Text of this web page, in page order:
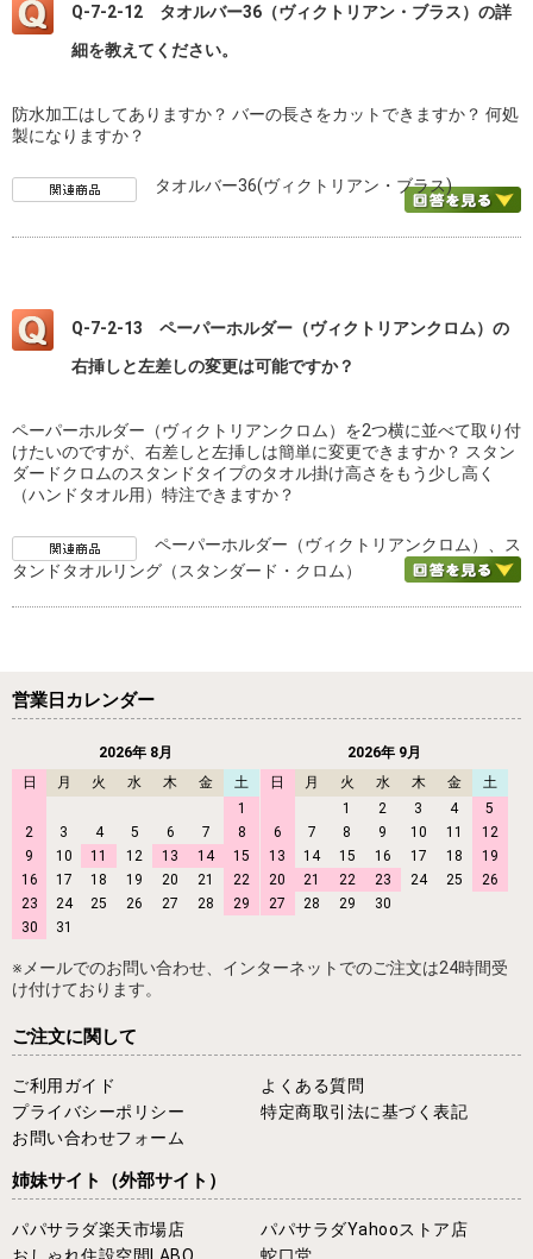
Q-7-2-12 タオルバー36（ヴィクトリアン・ブラス）の詳
細を教えてください。
防水加工はしてありますか？ バーの長さをカットできますか？ 何処
製になりますか？
タオルバー36(ヴィクトリアン・ブラス)
Q-7-2-13 ペーパーホルダー（ヴィクトリアンクロム）の
右挿しと左差しの変更は可能ですか？
ペーパーホルダー（ヴィクトリアンクロム）を2つ横に並べて取り付
けたいのですが、右差しと左挿しは簡単に変更できますか？ スタン
ダードクロムのスタンドタイプのタオル掛け高さをもう少し高く
（ハンドタオル用）特注できますか？
ペーパーホルダー（ヴィクトリアンクロム）、ス
タンドタオルリング（スタンダード・クロム）
営業日カレンダー
2026年 8月
日
月 火 水 木 金
土
1
2
3 4 5 6 7
8
9
10 11 12 13 14
15
16
17 18 19 20 21
22
23
24 25 26 27 28
29
30
31
2026年 9月
日
月 火 水 木 金
土
1
2 3 4
5
6
7 8 9 10 11
12
13
14 15 16 17 18
19
20
21 22 23 24 25
26
27
28 29 30
※メールでのお問い合わせ、インターネットでのご注文は24時間受
け付けております。
ご注文に関して
ご利用ガイド
よくある質問
プライバシーポリシー
特定商取引法に基づく表記
お問い合わせフォーム
姉妹サイト （外部サイト）
パパサラダ楽天市場店
パパサラダYahooストア店
おしゃれ住設空間LABO
蛇口堂